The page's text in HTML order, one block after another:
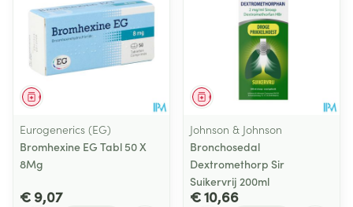
Geneesmiddel
Eurogenerics (EG)
Bromhexine EG Tabl 50 X
8Mg
€ 9,07
Geneesmiddel
Johnson & Johnson
Bronchosedal
Dextromethorp Sir
Suikervrij 200ml
€ 10,66